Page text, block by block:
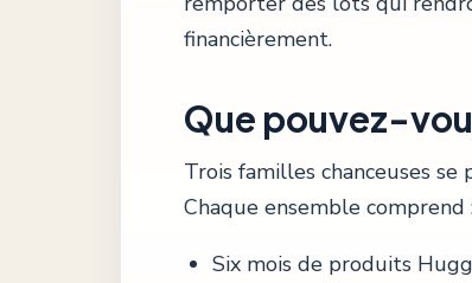
financièrement.
Que pouvez-
Trois familles chanceuses
Chaque ensemble comprend
Six mois de produits